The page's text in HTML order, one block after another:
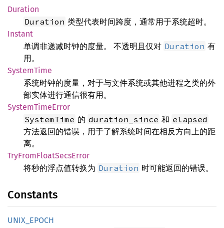
Duration
Duration 类型代表时间跨度，通常用于系统超时。
Instant
单调非递减时钟的度量。 不透明且仅对 Duration 有
用。
SystemTime
系统时钟的度量，对于与文件系统或其他进程之类的外
部实体进行通信很有用。
SystemTimeError
SystemTime 的 duration_since 和 elapsed
方法返回的错误，用于了解系统时间在相反方向上的距
离。
TryFromFloatSecsError
将秒的浮点值转换为 Duration 时可能返回的错误。
Constants
UNIX_EPOCH